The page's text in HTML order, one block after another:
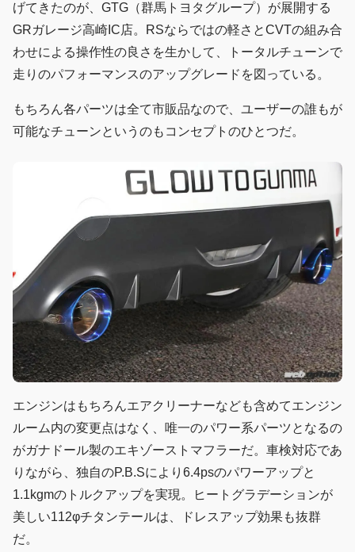
げてきたのが、GTG（群馬トヨタグループ）が展開する
GRガレージ高崎IC店。RSならではの軽さとCVTの組み合
わせによる操作性の良さを生かして、トータルチューンで
走りのパフォーマンスのアップグレードを図っている。
もちろん各パーツは全て市販品なので、ユーザーの誰もが
可能なチューンというのもコンセプトのひとつだ。
エンジンはもちろんエアクリーナーなども含めてエンジン
ルーム内の変更点はなく、唯一のパワー系パーツとなるの
がガナドール製のエキゾーストマフラーだ。車検対応であ
りながら、独自のP.B.Sにより6.4psのパワーアップと
1.1kgmのトルクアップを実現。ヒートグラデーションが
美しい112φチタンテールは、ドレスアップ効果も抜群
だ。